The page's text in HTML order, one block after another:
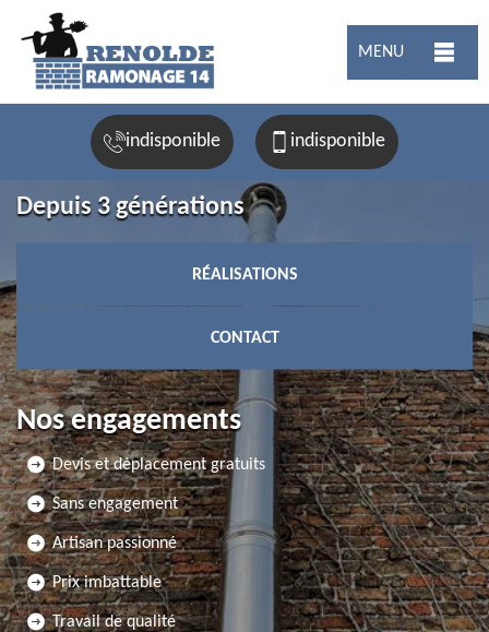
MENU
indisponible indisponible
Depuis 3 générations
RÉALISATIONS
CONTACT
Nos engagements
Devis et déplacement gratuits
Sans engagement
Artisan passionné
Prix imbattable
Travail de qualité